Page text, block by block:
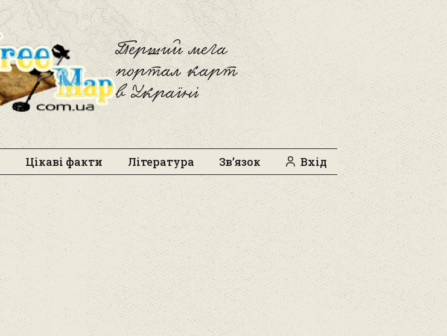
Freemap
Перший мега
портал карт
в Україні
Цікаві факти Література Зв’язок Вхід